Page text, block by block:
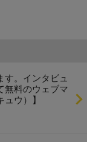
す。インタビュ
無料のウェブマ
ウ）】